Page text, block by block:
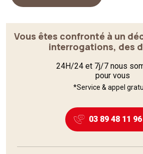
Vous êtes confronté à un
interrogations, des
24H/24 et 7j/7 nous
pour vous
*Service & appel
03 89 48 11 96